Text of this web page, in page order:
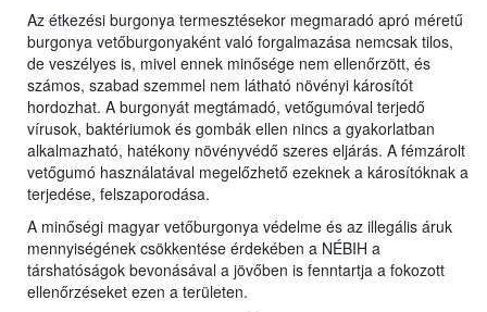
Az étkezési burgonya termesztésekor megmaradó apró méretű
burgonya vetőburgonyaként való forgalmazása nemcsak tilos,
de veszélyes is, mivel ennek minősége nem ellenőrzött, és
számos, szabad szemmel nem látható növényi károsítót
hordozhat. A burgonyát megtámadó, vetőgumóval terjedő
vírusok, baktériumok és gombák ellen nincs a gyakorlatban
alkalmazható, hatékony növényvédő szeres eljárás. A fémzárolt
vetőgumó használatával megelőzhető ezeknek a károsítóknak a
terjedése, felszaporodása.
A minőségi magyar vetőburgonya védelme és az illegális áruk
mennyiségének csökkentése érdekében a NÉBIH a
társhatóságok bevonásával a jövőben is fenntartja a fokozott
ellenőrzéseket ezen a területen.